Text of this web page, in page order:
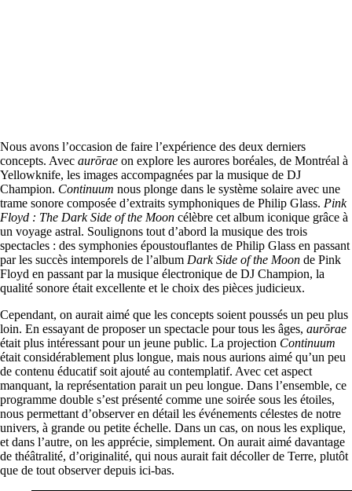
Nous avons l’occasion de faire l’expérience des deux derniers
concepts. Avec aurōrae on explore les aurores boréales, de Montréal à
Yellowknife, les images accompagnées par la musique de DJ
Champion. Continuum nous plonge dans le système solaire avec une
trame sonore composée d’extraits symphoniques de Philip Glass. Pink
Floyd : The Dark Side of the Moon célèbre cet album iconique grâce à
un voyage astral. Soulignons tout d’abord la musique des trois
spectacles : des symphonies époustouflantes de Philip Glass en passant
par les succès intemporels de l’album Dark Side of the Moon de Pink
Floyd en passant par la musique électronique de DJ Champion, la
qualité sonore était excellente et le choix des pièces judicieux.
Cependant, on aurait aimé que les concepts soient poussés un peu plus
loin. En essayant de proposer un spectacle pour tous les âges, aurōrae
était plus intéressant pour un jeune public. La projection Continuum
était considérablement plus longue, mais nous aurions aimé qu’un peu
de contenu éducatif soit ajouté au contemplatif. Avec cet aspect
manquant, la représentation parait un peu longue. Dans l’ensemble, ce
programme double s’est présenté comme une soirée sous les étoiles,
nous permettant d’observer en détail les événements célestes de notre
univers, à grande ou petite échelle. Dans un cas, on nous les explique,
et dans l’autre, on les apprécie, simplement. On aurait aimé davantage
de théâtralité, d’originalité, qui nous aurait fait décoller de Terre, plutôt
que de tout observer depuis ici-bas.